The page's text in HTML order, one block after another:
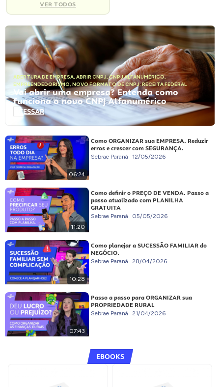
VER TODOS
ABERTURA DE EMPRESA, ABRIR CNPJ,CNPJ ALFANUMÉRICO,
EMPREENDEDORISMO, NOVO FORMATO DE CNPJ,RECEITA FEDERAL
Vai abrir uma empresa? Entenda como
funciona o novo CNPJ Alfanumérico
ACESSAR
06:24
Como ORGANIZAR sua EMPRESA. Reduzir
erros e crescer com SEGURANÇA.
Sebrae Paraná 12/05/2026
11:20
Como definir o PREÇO DE VENDA. Passo a
passo atualizado com PLANILHA
GRATUITA
Sebrae Paraná 05/05/2026
10:28
Como planejar a SUCESSÃO FAMILIAR do
NEGÓCIO.
Sebrae Paraná 28/04/2026
07:43
Passo a passo para ORGANIZAR sua
PROPRIEDADE RURAL
Sebrae Paraná 21/04/2026
EBOOKS